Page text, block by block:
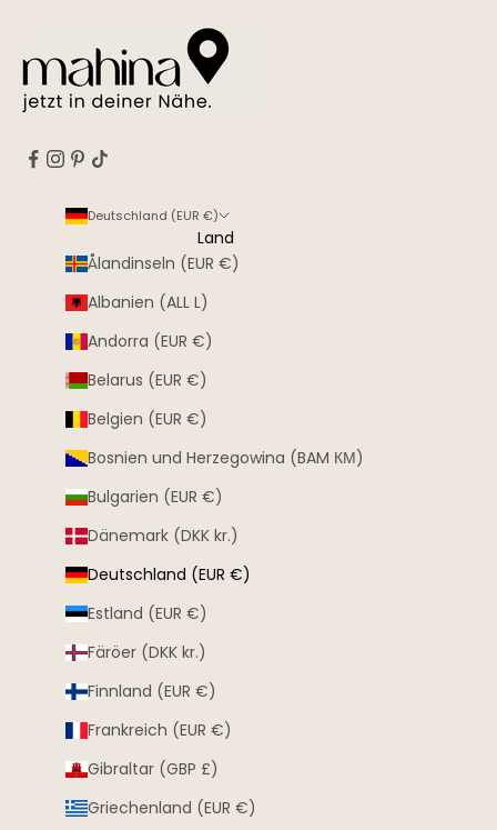
Deutschland (EUR €)
Land
Ålandinseln (EUR €)
Albanien (ALL L)
Andorra (EUR €)
Belarus (EUR €)
Belgien (EUR €)
Bosnien und Herzegowina (BAM КМ)
Bulgarien (EUR €)
Dänemark (DKK kr.)
Deutschland (EUR €)
Estland (EUR €)
Färöer (DKK kr.)
Finnland (EUR €)
Frankreich (EUR €)
Gibraltar (GBP £)
Griechenland (EUR €)